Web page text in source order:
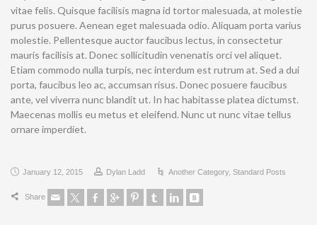
vitae felis. Quisque facilisis magna id tortor malesuada, at molestie
purus posuere. Aenean eget malesuada odio. Aliquam porta varius
molestie. Pellentesque auctor faucibus lectus, in consectetur
mauris facilisis at. Donec sollicitudin venenatis orci vel aliquet.
Etiam commodo nulla turpis, nec interdum est rutrum at. Sed a dui
porta, faucibus leo ac, accumsan risus. Donec posuere faucibus
ante, vel viverra nunc blandit ut. In hac habitasse platea dictumst.
Maecenas mollis eu metus et eleifend. Nunc ut nunc vitae tellus
ornare imperdiet.
January 12, 2015 Dylan Ladd Another Category, Standard Posts
Share